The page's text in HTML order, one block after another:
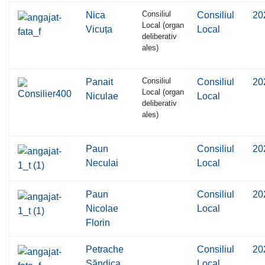
Nica
Vicuța
Consiliul
Local (organ
deliberativ
ales)
Consiliul
Local
Panait
Niculae
Consiliul
Local (organ
deliberativ
ales)
Consiliul
Local
Paun
Neculai
Consiliul
Local
Paun
Nicolae
Florin
Consiliul
Local
Petrache
Consiliul